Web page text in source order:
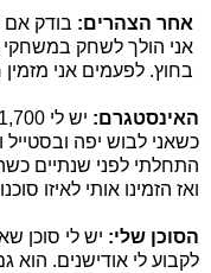
אחר הצהרים: בודק אם
אני הולך לשחק
בחוץ. לפעמים אני
האינסטגרם:
כשאני לבוש יפה ובסטייל
התחלתי לפני שנתיים
ואז הזמינו אותי לאיזו
הסוכן שלי: יש לי סוכן
לקבוע לי אודישנים. הוא